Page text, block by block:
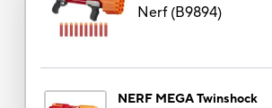
Nerf(B9894)
NERF MEGA Twinshock